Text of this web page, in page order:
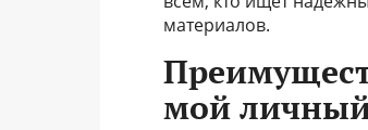
материалов.
мой